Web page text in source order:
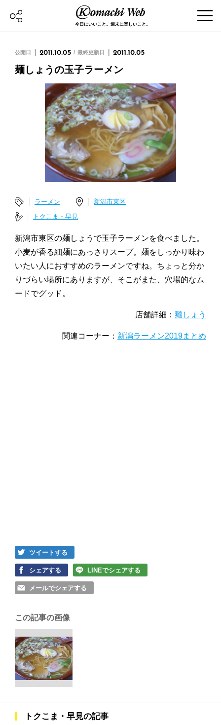
今日にいいこと。週末に楽しいこと。
公開日 2011.10.05 最終更新日 2011.10.05
麺しょうの玉子ラーメン
ラーメン
新潟市東区
トクこま・早見
新潟市東区の麺しょうで玉子ラーメンを食べました。
小麦が香る細麺にあっさりスープ。麺をしっかり味わ
いたい人におすすめのラーメンですね。ちょっと分か
りづらい場所にありますが、そこがまた、穴場的なム
ードでグッド。
店舗詳細： 麺しょう
関連コーナー： 新潟ラーメン2019まとめ
ツイートする
シェアする LINEでシェアする
メールでシェアする
この記事の画像
トクこま・早見の記事